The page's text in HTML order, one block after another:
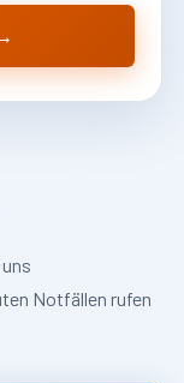
Notfällen rufen